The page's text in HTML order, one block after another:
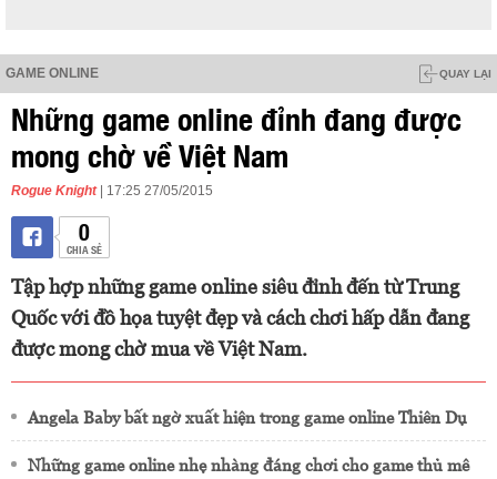
GAME ONLINE QUAY LẠI
Những game online đỉnh đang được
mong chờ về Việt Nam
Rogue Knight | 17:25 27/05/2015
0
CHIA SẺ
Tập hợp những game online siêu đỉnh đến từ Trung
Quốc với đồ họa tuyệt đẹp và cách chơi hấp dẫn đang
được mong chờ mua về Việt Nam.
Angela Baby bất ngờ xuất hiện trong game online Thiên Dụ
Những game online nhẹ nhàng đáng chơi cho game thủ mê